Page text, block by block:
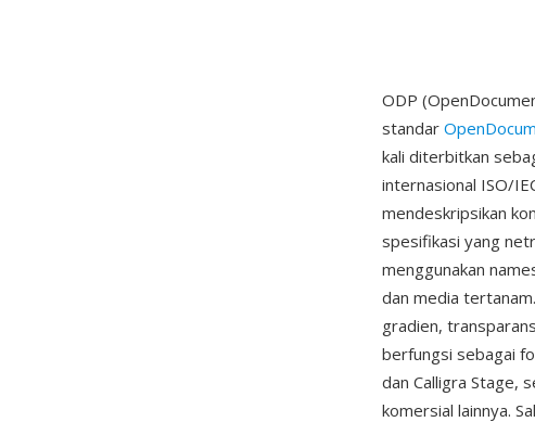
ODP
standar
kali diterbitkan
internasional ISO/
mendeskripsikan
spesifikasi yang
menggunakan
dan media
gradien,
berfungsi sebagai
dan Calligra Stage,
komersial lainnya.